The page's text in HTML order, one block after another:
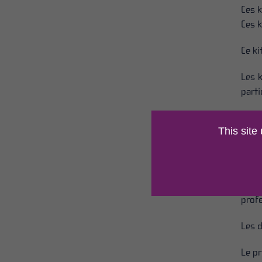
Ces
Ces
Ce
Les
Un
Les
Le
This site